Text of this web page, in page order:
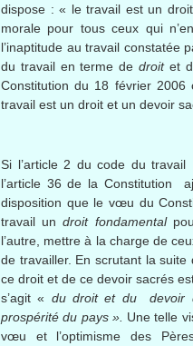
dispose : « le travail est un
morale pour tous ceux qui
l’inaptitude au travail constatée
du travail en terme de droitet
Constitution du 18 février
travail est un droit et un devoir
Si l’article 2 du code du
l’article 36 de la Constitution
disposition que le vœu du
travail undroit fondamental
l’autre, mettre à la charge de
de travailler. En scrutant la suite
ce droit et de ce devoir sacrés
s’agit « du droit et du devoir
prospérité du pays ». Une telle
vœu et l’optimisme des